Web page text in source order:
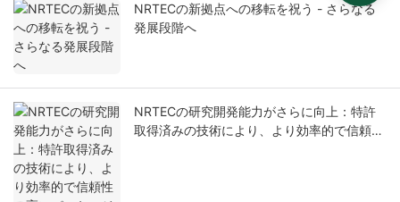
NRTECの新拠点への移転を祝う - さらなる
発展段階へ
NRTECの研究開発能力がさらに向上：特許
取得済みの技術により、より効率的で信頼性